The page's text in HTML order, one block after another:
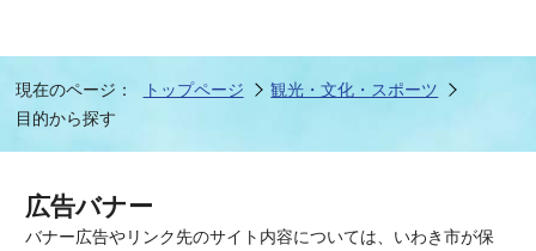
現在のページ： トップページ
観光・文化・スポーツ
目的から探す
広告バナー
バナー広告やリンク先のサイト内容については、いわき市が保